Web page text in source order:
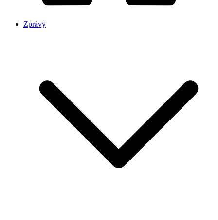
Zprávy